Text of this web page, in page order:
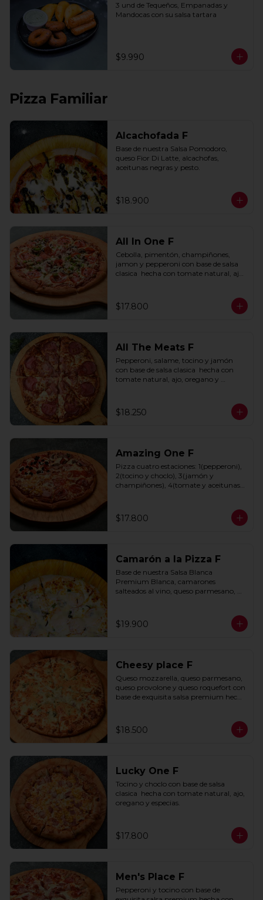
3 und de Tequeños, Empanadas y
Mandocas con su salsa tartara
$9.990
Pizza Familiar
Alcachofada F
Base de nuestra Salsa Pomodoro,
queso Fior Di Latte, alcachofas,
aceitunas negras y pesto.
$18.900
All In One F
Cebolla, pimentón, champiñones,
jamon y pepperoni con base de salsa
clasica  hecha con tomate natural, ajo,
$17.800
All The Meats F
Pepperoni, salame, tocino y jamón
con base de salsa clasica  hecha con
tomate natural, ajo, oregano y
$18.250
Amazing One F
Pizza cuatro estaciones: 1(pepperoni),
2(tocino y choclo), 3(jamón y
champiñones), 4(tomate y aceitunas
oregano y especias.
$17.800
Camarón a la Pizza F
Base de nuestra Salsa Blanca
Premium Blanca, camarones
salteados al vino, queso parmesano,
$19.900
Cheesy place F
Queso mozzarella, queso parmesano,
queso provolone y queso roquefort con
base de exquisita salsa premium hecha
$18.500
Lucky One F
Tocino y choclo con base de salsa
clasica  hecha con tomate natural, ajo,
oregano y especias.
$17.800
Men's Place F
Pepperoni y tocino con base de